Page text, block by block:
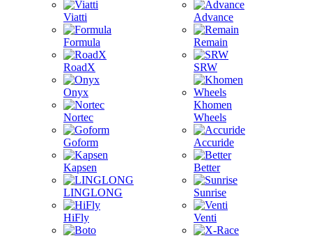
Viatti
Formula
RoadX
Onyx
Nortec
Goform
Kapsen
LINGLONG
HiFly
Advance
Remain
SRW
Khomen
Wheels
Accuride
Better
Sunrise
Venti